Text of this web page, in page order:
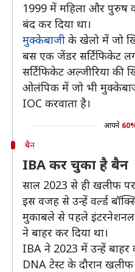
1999 में महिला और पुरुष
बंद कर दिया था।
मुक्केबाजी के खेलो में जो
बस एक जेंडर सर्टिफिकेट
सर्टिफिकेट अल्जीरिया की
ओलंपिक में जो भी
IOC करवाता है।
आपने
बैन
IBA कर चुका है बैन
साल 2023 से ही खलीफ
इस वजह से उन्हें वर्ल्ड
मुकाबले से पहले इंटरनेशनल
ने बाहर कर दिया था।
IBA ने 2023 में उन्हें बाहर
DNA टेस्ट के दौरान खलीफ